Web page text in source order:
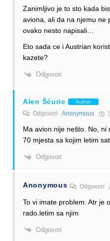
Zanimljivo je to sto kada
aviona, ali da na njemu ne
ovako nesto napisali…
Eto sada ce i Austrian
kazete?
Odgovori
Alen Šćuric Author
Odgovori Anonymous
Ma avion nije nešto. No, ni
70 mjesta sa kojim letim
Odgovori
Anonymous Odgovori
To vi imate problem. Atr je
rado.letim sa njim
Odgovori